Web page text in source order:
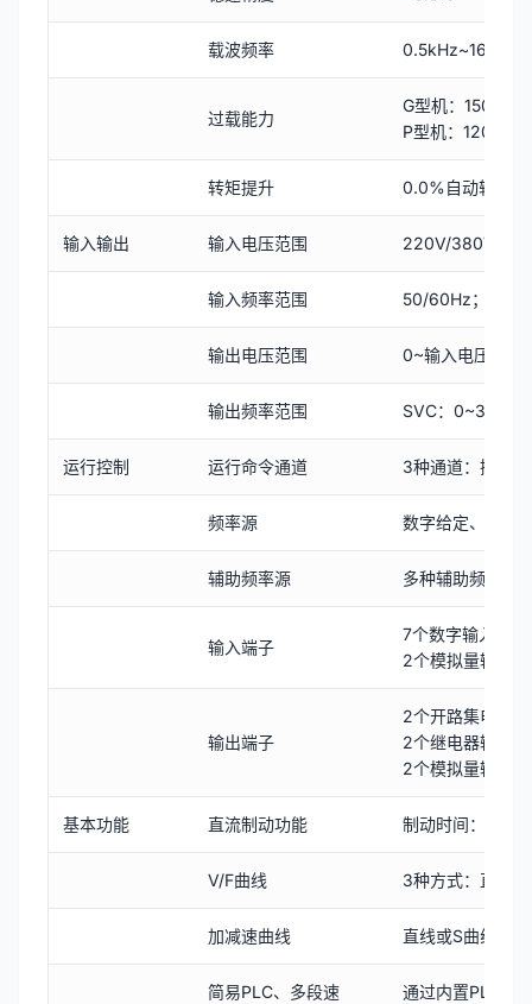
载波频率 0.5kHz~16kHz;
过载能力
G型机：150%
P型机：120%
转矩提升 0.0%自动转矩
输入输出 输入电压范围 220V/380V；
输入频率范围 50/60Hz； 波动
输出电压范围 0~输入电压，误
输出频率范围 SVC：
运行控制 运行命令通道 3种通道：操作
频率源 数字给定、面板
辅助频率源 多种辅助频率源
输入端子
7个数字输入端子
2个模拟量输入
输出端子
2个开路集电极
2个继电器输出
2个模拟量输出
基本功能 直流制动功能 制动时间：
V/F曲线 3种方式：直线
加减速曲线 直线或S曲线加
简易PLC、多段速 通过内置PLC或